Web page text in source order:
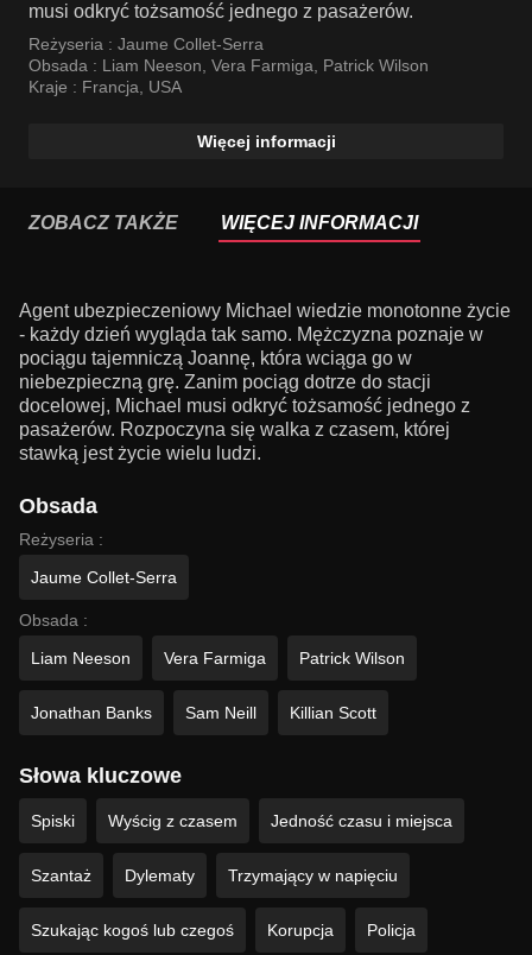
musi odkryć tożsamość jednego z pasażerów.
Reżyseria : Jaume Collet-Serra
Obsada : Liam Neeson Vera Farmiga
Patrick Wilson
Kraje : Francja USA
Więcej informacji
ZOBACZ TAKŻE WIĘCEJ INFORMACJI
Agent ubezpieczeniowy Michael wiedzie monotonne życie
- każdy dzień wygląda tak samo. Mężczyzna poznaje w
pociągu tajemniczą Joannę, która wciąga go w
niebezpieczną grę. Zanim pociąg dotrze do stacji
docelowej, Michael musi odkryć tożsamość jednego z
pasażerów. Rozpoczyna się walka z czasem, której
stawką jest życie wielu ludzi.
Obsada
Reżyseria :
Jaume Collet-Serra
Obsada :
Liam Neeson
Vera Farmiga Patrick Wilson
Jonathan Banks Sam Neill Killian Scott
Słowa kluczowe
Spiski Wyścig z czasem Jedność czasu i miejsca
Szantaż Dylematy Trzymający w napięciu
Szukając kogoś lub czegoś Korupcja Policja